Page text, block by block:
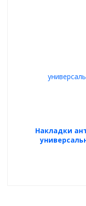
Накладки